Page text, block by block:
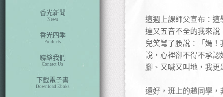
香光新聞
News
香光四季
Products
聯絡我們
Contact Us
下載電子書
Download Eboks
這週上課師父宣布：
達又五音不全的我來
兒笑彎了腰說：「媽
說，心裡卻不得不承
腳、又喊又叫地，我
還好，班上的趙同學